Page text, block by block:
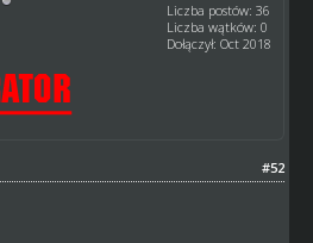
Liczba postów: 36
Liczba wątków: 0
Dołączył: Oct 2018
#52